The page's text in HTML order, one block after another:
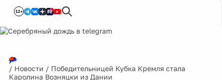
12+
/ Новости / Победительницей Кубка Кремля стала
Каролина Возняцки из Дании